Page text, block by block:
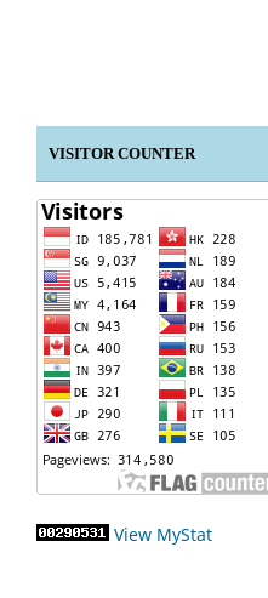
VISITOR COUNTER
View MyStat